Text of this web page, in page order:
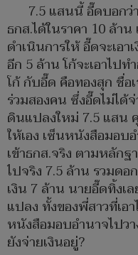
7.5 แสนนี้ อี๊ดบอกว่
ธกส.ได้ในราคา 10 ล้า
ดำเนินการให้ อี๊ดจะเอ
อีก 5 ล้าน โก้จะเอาไปท
โก้ กับอี๊ด คือทองสุก ชื่อ
ร่วมสองคน ซึ่งอี๊ดไม่ได้
ดินแปลงใหม่ 7.5 แสน
ให้เอง เซ็นหนังสือมอบ
เข้าธกส.จริง ตามหลัก
ไปจริง 7.5 ล้าน รวมด
เงิน 7 ล้าน นายอี๊ดทิ้ง
แปลง ทั้งของพี่สาวที่เอ
หนังสือมอบอำนาจไปว
ยังจ่ายเงินอยู่?